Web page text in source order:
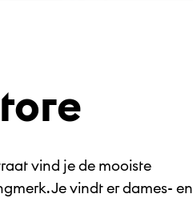
vind je de mooiste
Je vindt er dames- en